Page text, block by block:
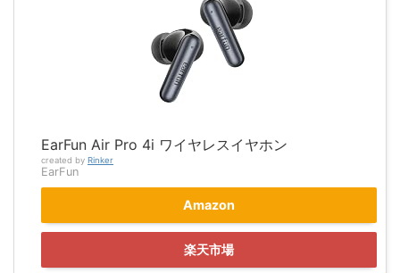
EarFun Air Pro 4i ワイヤレスイヤホン
created by Rinker
EarFun
Amazon
楽天市場